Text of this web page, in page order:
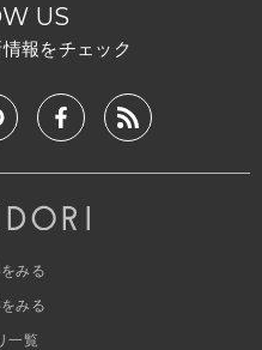
US
報をチェック
みる
みる
一覧